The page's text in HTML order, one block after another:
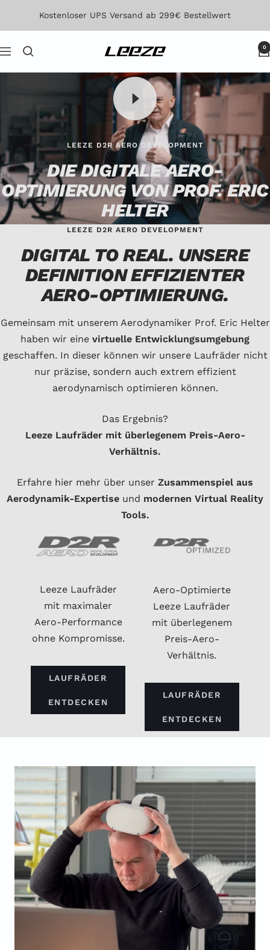
Kostenloser UPS Versand ab 299€ Bestellwert
Navigation Leeze 0
LEEZE D2R AERO DEVELOPMENT
DIE DIGITALE AERO-
OPTIMIERUNG VON PROF. ERIC
HELTER
LEEZE D2R AERO DEVELOPMENT
DIGITAL TO REAL. UNSERE
DEFINITION EFFIZIENTER
AERO-OPTIMIERUNG.
Gemeinsam mit unserem Aerodynamiker Prof. Eric Helter
haben wir eine virtuelle Entwicklungsumgebung
geschaffen. In dieser können wir unsere Laufräder nicht
nur präzise, sondern auch extrem effizient
aerodynamisch optimieren können.
Das Ergebnis?
Leeze Laufräder mit überlegenem Preis-Aero-
Verhältnis.
Erfahre hier mehr über unser Zusammenspiel aus
Aerodynamik-Expertise und modernen Virtual Reality
Tools.
Leeze Laufräder
mit maximaler
Aero-Performance
ohne Kompromisse.
LAUFRÄDER
ENTDECKEN
Aero-Optimierte
Leeze Laufräder
mit überlegenem
Preis-Aero-
Verhältnis.
LAUFRÄDER
ENTDECKEN